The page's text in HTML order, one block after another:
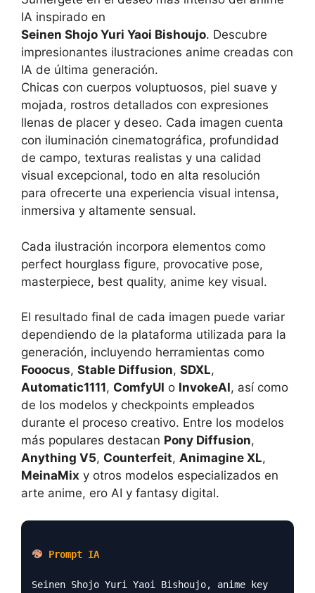
IA inspirado en
Seinen Shojo Yuri Yaoi Bishoujo. Descubre
impresionantes ilustraciones anime creadas con
IA de última generación.
Chicas con cuerpos voluptuosos, piel suave y
mojada, rostros detallados con expresiones
llenas de placer y deseo. Cada imagen cuenta
con iluminación cinematográfica, profundidad
de campo, texturas realistas y una calidad
visual excepcional, todo en alta resolución
para ofrecerte una experiencia visual intensa,
inmersiva y altamente sensual.
Cada ilustración incorpora elementos como
perfect hourglass figure, provocative pose,
masterpiece, best quality, anime key visual.
El resultado final de cada imagen puede variar
dependiendo de la plataforma utilizada para la
generación, incluyendo herramientas como
Fooocus, Stable Diffusion, SDXL,
Automatic1111, ComfyUI o InvokeAI, así como
de los modelos y checkpoints empleados
durante el proceso creativo. Entre los modelos
más populares destacan Pony Diffusion,
Anything V5, Counterfeit, Animagine XL,
MeinaMix y otros modelos especializados en
arte anime, ero AI y fantasy digital.
Prompt IA
Seinen Shojo Yuri Yaoi Bishoujo, anime key